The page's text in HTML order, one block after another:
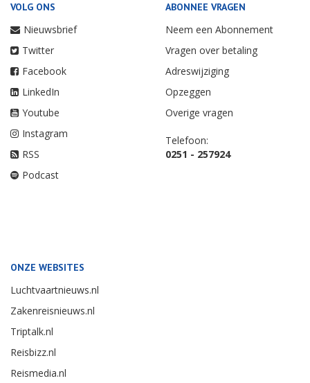
VOLG ONS
Nieuwsbrief
Twitter
Facebook
LinkedIn
Youtube
Instagram
RSS
Podcast
ABONNEE VRAGEN
Neem een Abonnement
Vragen over betaling
Adreswijziging
Opzeggen
Overige vragen
Telefoon:
0251 - 257924
ONZE WEBSITES
Luchtvaartnieuws.nl
Zakenreisnieuws.nl
Triptalk.nl
Reisbizz.nl
Reismedia.nl